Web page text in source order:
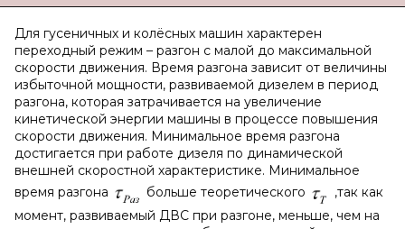
Для гусеничных и колёсных машин характерен
переходный режим – разгон с малой до максимальной
скорости движения. Время разгона зависит от величины
избыточной мощности, развиваемой дизелем в период
разгона, которая затрачивается на увеличение
кинетической энергии машины в процессе повышения
скорости движения. Минимальное время разгона
достигается при работе дизеля по динамической
внешней скоростной характеристике. Минимальное
время разгона
больше теоретического
,так как
момент, развиваемый ДВС при разгоне, меньше, чем на